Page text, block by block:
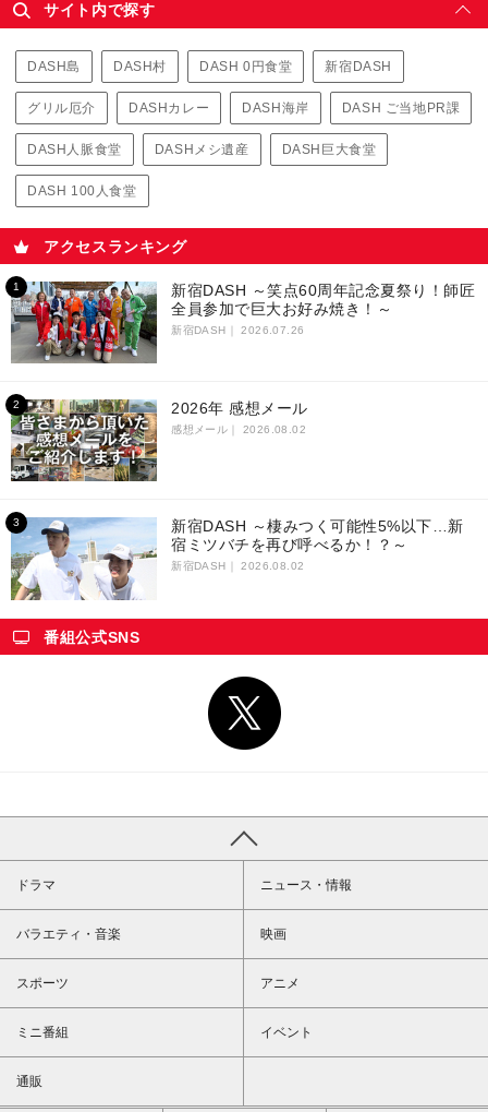
サイト内で探す
DASH島 DASH村 DASH 0円食堂 新宿DASH
グリル厄介 DASHカレー DASH海岸 DASH ご当地PR課
DASH人脈食堂 DASHメシ遺産 DASH巨大食堂
DASH 100人食堂
アクセスランキング
新宿DASH ～笑点60周年記念夏祭り！師匠
全員参加で巨大お好み焼き！～
新宿DASH｜ 2026.07.26
2026年 感想メール
感想メール｜ 2026.08.02
新宿DASH ～棲みつく可能性5%以下…新
宿ミツバチを再び呼べるか！？～
新宿DASH｜ 2026.08.02
番組公式SNS
ドラマ ニュース・情報
バラエティ・音楽 映画
スポーツ アニメ
ミニ番組 イベント
通販